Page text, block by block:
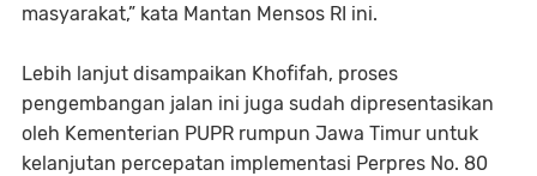
masyarakat,” kata Mantan Mensos RI ini.
Lebih lanjut disampaikan Khofifah, proses
pengembangan jalan ini juga sudah dipresentasikan
oleh Kementerian PUPR rumpun Jawa Timur untuk
kelanjutan percepatan implementasi Perpres No. 80